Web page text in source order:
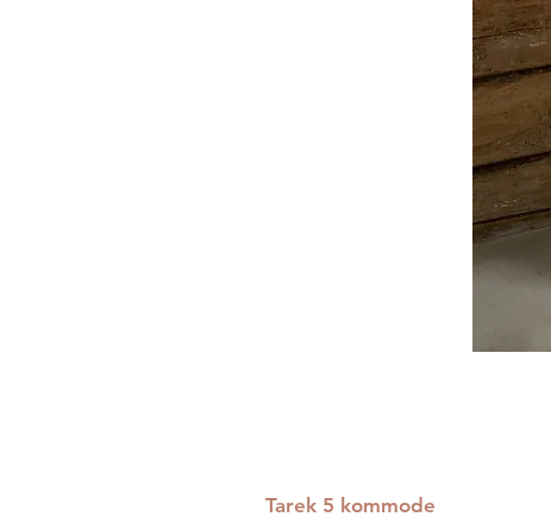
Tarek 5 kommode